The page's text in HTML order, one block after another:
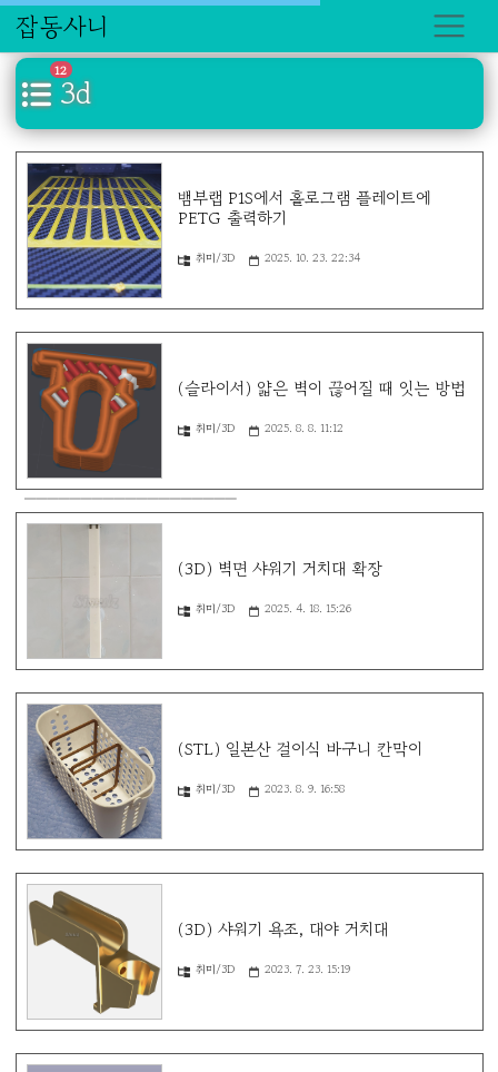
잡동사니
12
3d
뱀부랩 P1S에서 홀로그램 플레이트에
PETG 출력하기
취미/3D 2025. 10. 23. 22:34
(슬라이서) 얇은 벽이 끊어질 때 잇는 방법
취미/3D 2025. 8. 8. 11:12
(3D) 벽면 샤워기 거치대 확장
취미/3D 2025. 4. 18. 15:26
(STL) 일본산 걸이식 바구니 칸막이
취미/3D 2023. 8. 9. 16:58
(3D) 샤워기 욕조, 대야 거치대
취미/3D 2023. 7. 23. 15:19